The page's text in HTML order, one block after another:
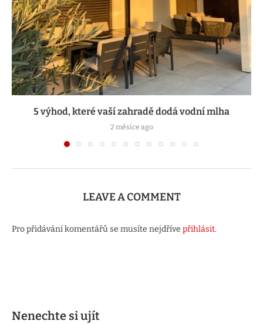
5 výhod, které vaší zahradě dodá vodní mlha
2 měsíce ago
LEAVE A COMMENT
Pro přidávání komentářů se musíte nejdříve přihlásit.
Nenechte si ujít